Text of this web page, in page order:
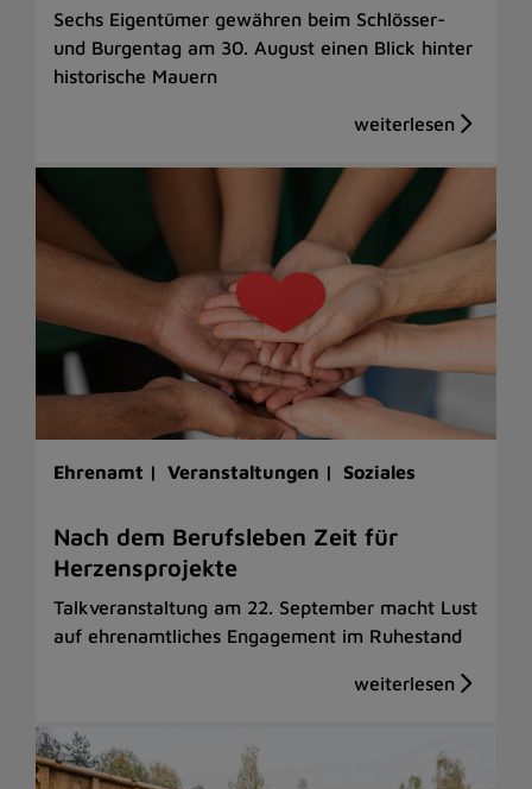
Sechs Eigentümer gewähren beim Schlösser-
und Burgentag am 30. August einen Blick hinter
historische Mauern
Ehrenamt | Veranstaltungen | Soziales
Nach dem Berufsleben Zeit für
Herzensprojekte
Talkveranstaltung am 22. September macht Lust
auf ehrenamtliches Engagement im Ruhestand